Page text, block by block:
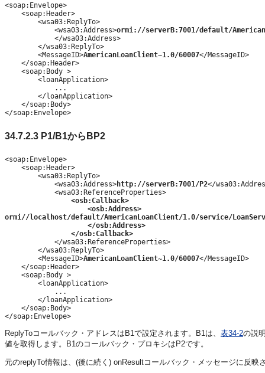
<soap:Envelope>
    <soap:Header>
        <wsa03:ReplyTo>
            <wsa03:Address>
ormi://serverB:7001/default/
            </wsa03:Address>
        </wsa03:ReplyTo>
        <MessageID>
AmericanLoanClient~1.0/60007</MessageID>
    </soap:Header>
    <soap:Body >
        <loanApplication>
            ...
        </loanApplication>
    </soap:Body>
</soap:Envelope>
34.7.2.3 P1/B1からBP2
<soap:Envelope>
    <soap:Header>
        <wsa03:ReplyTo>
            <wsa03:Address>
http://serverB:7001/P2</
            <wsa03:ReferenceProperties>
<osb:Callback>
<osb:Address>
ormi//localhost/default/AmericanLoanClient/1.0/service/
</osb:Address>
</osb:Callback>
            </wsa03:ReferenceProperties>
        </wsa03:ReplyTo>
        <MessageID>
AmericanLoanClient~1.0/60007</MessageID>
    </soap:Header>
    <soap:Body >
        <loanApplication>
            ...
        </loanApplication>
    </soap:Body>
ReplyToコールバック・アドレスはB1で設定されます。B1は、 表34-2の説
値を取得します。B1のコールバック・プロキシはP2です。
元のreplyTo情報は、(後に続く) onResultコールバック・メッセージに反